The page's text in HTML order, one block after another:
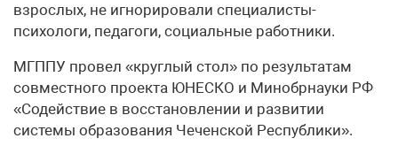
взрослых, не игнорировали специалисты-
психологи, педагоги, социальные работники.
МГППУ провел «круглый стол» по результатам
совместного проекта ЮНЕСКО и Минобрнауки РФ
«Содействие в восстановлении и развитии
системы образования Чеченской Республики».